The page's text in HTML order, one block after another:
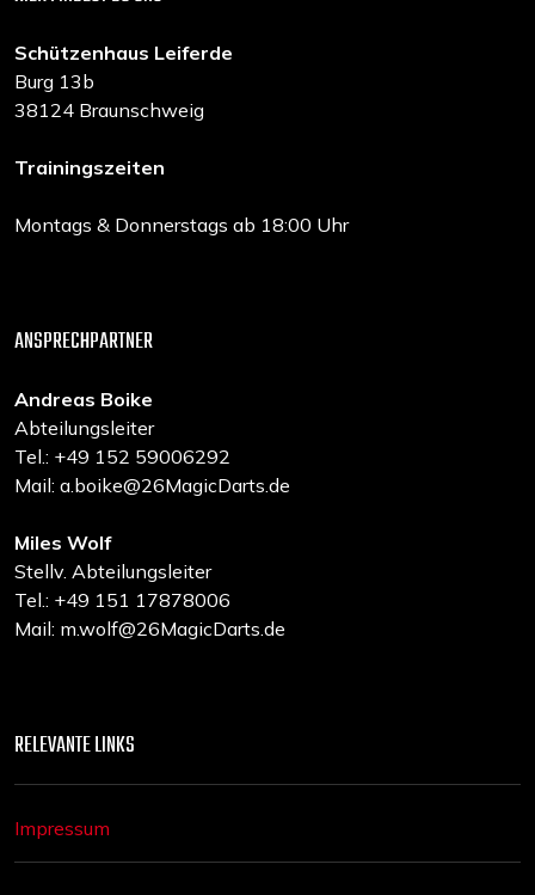
Schützenhaus Leiferde
Burg 13b
38124 Braunschweig
Trainingszeiten
Montags & Donnerstags ab 18:00 Uhr
ANSPRECHPARTNER
Andreas Boike
Abteilungsleiter
Tel.: +49 152 59006292
Mail: a.boike@26MagicDarts.de
Miles Wolf
Stellv. Abteilungsleiter
Tel.: +49 151 17878006
Mail: m.wolf@26MagicDarts.de
RELEVANTE LINKS
Impressum